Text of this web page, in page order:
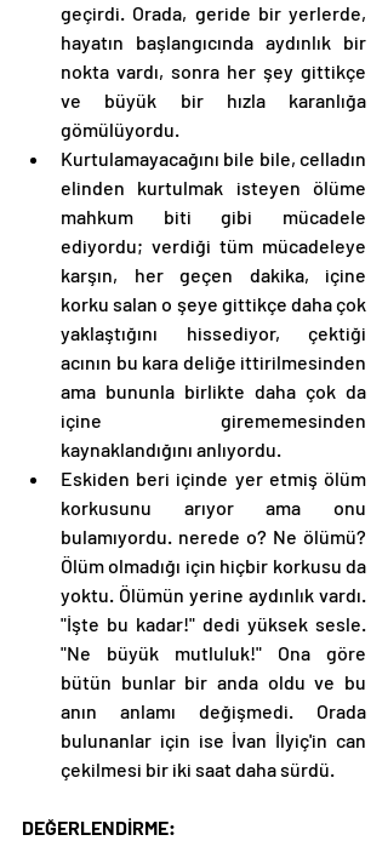
geçirdi. Orada, geride bir yerlerde,
hayatın başlangıcında aydınlık bir
nokta vardı, sonra her şey gittikçe
ve büyük bir hızla karanlığa
gömülüyordu.
Kurtulamayacağını bile bile, celladın
elinden kurtulmak isteyen ölüme
mahkum biti gibi mücadele
ediyordu; verdiği tüm mücadeleye
karşın, her geçen dakika, içine
korku salan o şeye gittikçe daha çok
yaklaştığını hissediyor, çektiği
acının bu kara deliğe ittirilmesinden
ama bununla birlikte daha çok da
içine girememesinden
kaynaklandığını anlıyordu.
Eskiden beri içinde yer etmiş ölüm
korkusunu arıyor ama onu
bulamıyordu. nerede o? Ne ölümü?
Ölüm olmadığı için hiçbir korkusu da
yoktu. Ölümün yerine aydınlık vardı.
"İşte bu kadar!" dedi yüksek sesle.
"Ne büyük mutluluk!" Ona göre
bütün bunlar bir anda oldu ve bu
anın anlamı değişmedi. Orada
bulunanlar için ise İvan İlyiç'in can
çekilmesi bir iki saat daha sürdü.
DEĞERLENDİRME: